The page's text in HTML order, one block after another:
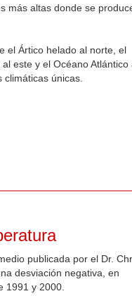
más altas donde se
el Ártico helado al norte, el
este y el Océano Atlántico
únicas.
publicada por el Dr.
desviación negativa, en
1991 y 2000.